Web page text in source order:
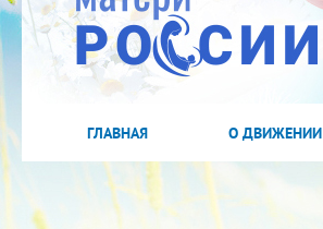
ГЛАВНАЯ О ДВИЖЕНИИ